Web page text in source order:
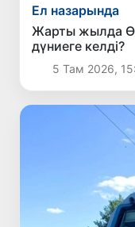
Ел назарында
Жарты жылда
дүниеге келді?
5 Там 2026,